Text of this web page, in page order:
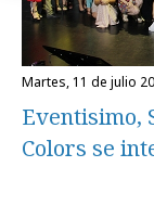
martes, 11 de julio
Eventisimo,
Colors se